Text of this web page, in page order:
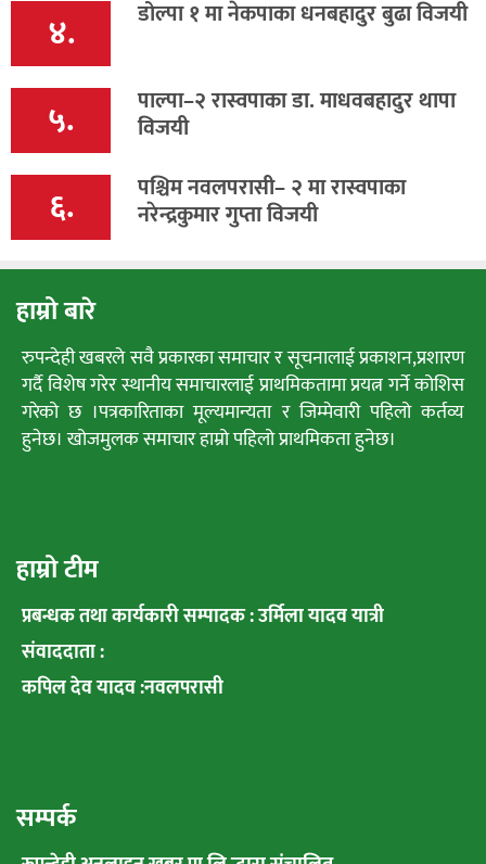
४. डोल्पा १ मा नेकपाका धनबहादुर बुढा विजयी
५. पाल्पा–२ रास्वपाका डा. माधवबहादुर थापा
विजयी
६. पश्चिम नवलपरासी– २ मा रास्वपाका
नरेन्द्रकुमार गुप्ता विजयी
हाम्रो बारे
रुपन्देही खबरले सवै प्रकारका समाचार र सूचनालाई प्रकाशन,प्रशारण
गर्दै विशेष गरेर स्थानीय समाचारलाई प्राथमिकतामा प्रयत्न गर्ने कोशिस
गरेको छ ।पत्रकारिताका मूल्यमान्यता र जिम्मेवारी पहिलो कर्तव्य
हुनेछ। खोजमुलक समाचार हाम्रो पहिलो प्राथमिकता हुनेछ।
हाम्रो टीम
प्रबन्धक तथा कार्यकारी सम्पादक : उर्मिला यादव यात्री
संवाददाता :
कपिल देव यादव :नवलपरासी
सम्पर्क